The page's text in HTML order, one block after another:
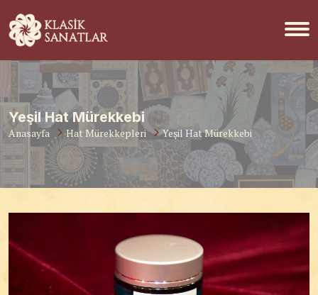
Yeşil Hat Mürekkebi
Anasayfa Hat Mürekkepleri Yeşil Hat Mürekkebi